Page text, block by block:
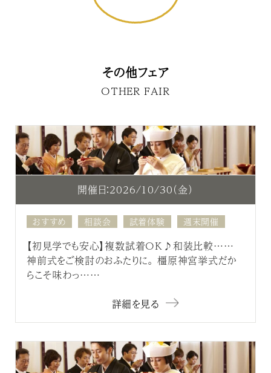
その他フェア
OTHER FAIR
開催日：2026/10/30（金）
おすすめ 相談会 試着体験 週末開催
【初見学でも安心】複数試着OK♪和装比較……
神前式をご検討のおふたりに。 橿原神宮挙式だか
らこそ味わっ……
詳細を見る